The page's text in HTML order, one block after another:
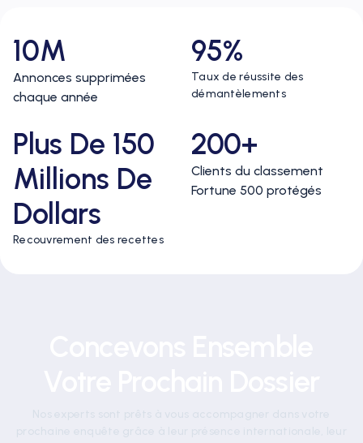
10M
Annonces supprimées
chaque année
95%
Taux de réussite des
démantèlements
Plus De 150
Millions De
Dollars
Recouvrement des recettes
200+
Clients du classement
Fortune 500 protégés